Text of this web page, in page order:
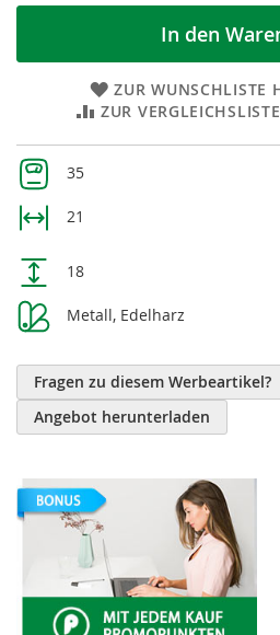
In den
ZUR WUNSCHLISTE
ZUR
Weitere
Informationen
35
21
18
Metall, Edelharz
Fragen zu diesem Werbeartikel?
Angebot herunterladen